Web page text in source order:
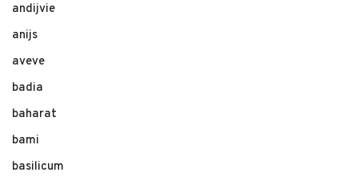
andijvie
anijs
aveve
badia
baharat
bami
basilicum